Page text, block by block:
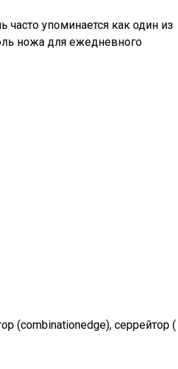
упоминается как один из
ножа для ежедневного
(combinationedge), серрейтор (